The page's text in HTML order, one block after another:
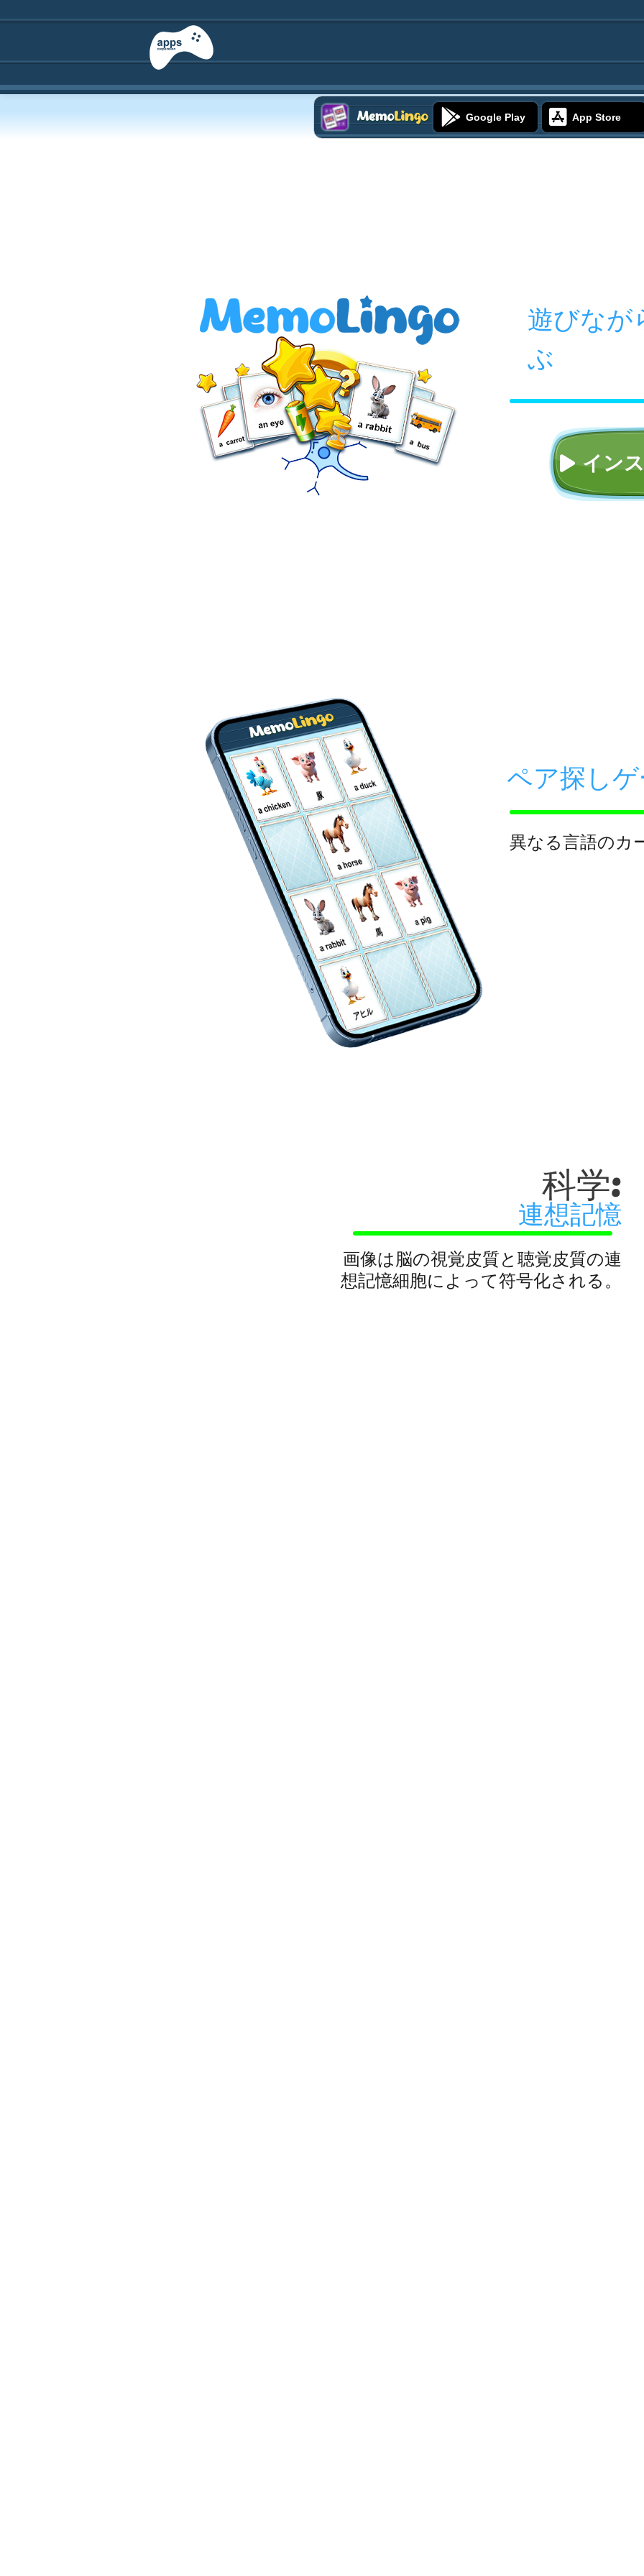
Google Play App Store
遊びなが
ぶ
イン
豚
馬
アヒル
ペア探しゲ
異なる言語のカ
科学:
連想記憶
画像は脳の視覚皮質と聴覚皮質の連
想記憶細胞によって符号化される。